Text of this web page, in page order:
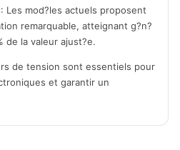
Les mod?les actuels proposent
remarquable, atteignant g?n?
de la valeur ajust?e.
de tension sont essentiels pour
et garantir un